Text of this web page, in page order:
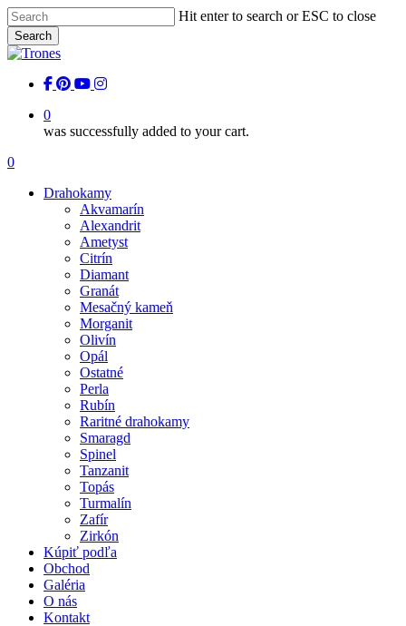
Skip
to
main
content
Hit enter to search or ESC to close
Search
Close
facebook
pinterest
youtubeinstagram
0
was successfully added to your cart.
Menu
0
Drahokamy
Akvamarín
Alexandrit
Ametyst
Citrín
Diamant
Granát
Mesačný kameň
Morganit
Olivín
Opál
Ostatné
Perla
Rubín
Raritné drahokamy
Smaragd
Spinel
Tanzanit
Topás
Turmalín
Zafír
Zirkón
Kúpiť podľa
Obchod
Galéria
O nás
Kontakt